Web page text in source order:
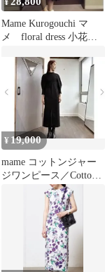
¥
Mame Kurogouchi マ
メ floral dress 小花柄
¥ 19,000
mame コットンジャー
ジワンピース／Cotton
Jersey Dress